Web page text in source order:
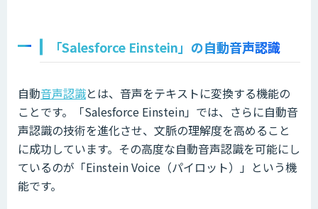
「Salesforce Einstein」の自動音声認識
自動音声認識とは、音声をテキストに変換する機能の
ことです。「Salesforce Einstein」では、さらに自動音
声認識の技術を進化させ、文脈の理解度を高めること
に成功しています。その高度な自動音声認識を可能にし
ているのが「Einstein Voice（パイロット）」という機
能です。